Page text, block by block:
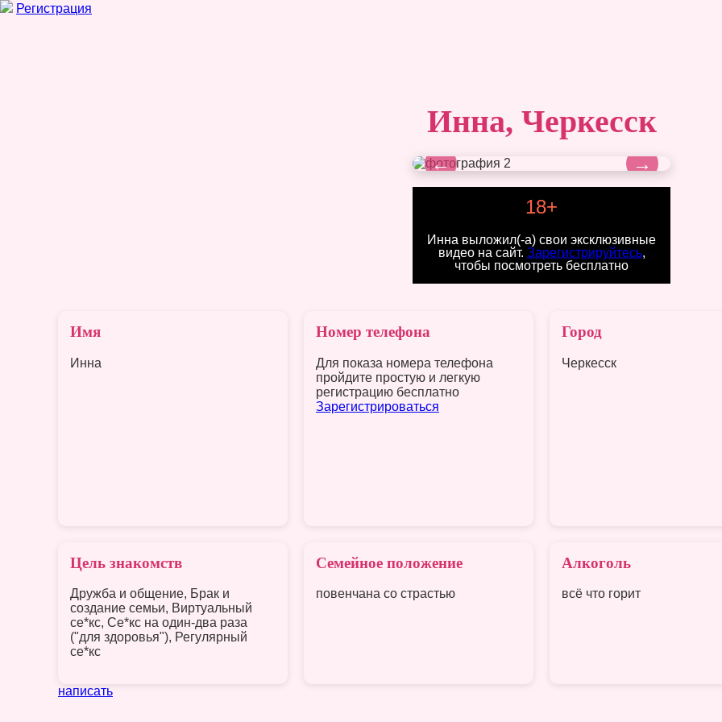
Регистрация
Инна, Черкесск
←
→
18+
Инна выложил(-а) свои эксклюзивные
видео на сайт. Зарегистрируйтесь,
чтобы посмотреть бесплатно
Имя
Инна
Номер телефона
Для показа номера телефона
пройдите простую и легкую
регистрацию бесплатно
Зарегистрироваться
Город
Черкесск
Цель знакомств
Дружба и общение, Брак и
создание семьи, Виртуальный
се*кс, Се*кс на один-два раза
("для здоровья"), Регулярный
се*кс
Семейное положение
повенчана со страстью
Алкоголь
всё что горит
написать